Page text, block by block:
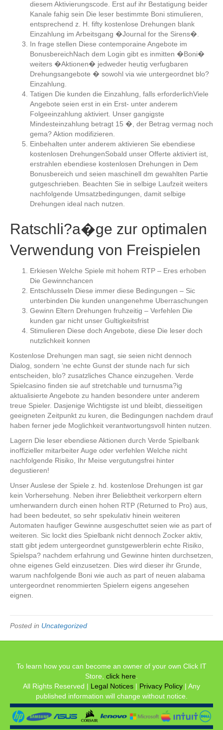
diesem Aktivierungscode. Erst auf ihr Bestatigung beider
Kanale fahig sein Die leser bestimmte Boni stimulieren,
entsprechend z. H. fifty kostenlose Drehungen blank
Einzahlung im Arbeitsgang �Journal for the Sirens�.
In frage stellen Diese contemporaine Angebote im
BonusbereichNach dem Login gibt es inmitten �Boni�
weiters �Aktionen� jedweder heutig verfugbaren
Drehungsangebote � sowohl via wie untergeordnet blo?
Einzahlung.
Tatigen Die kunden die Einzahlung, falls erforderlichViele
Angebote seien erst in ein Erst- unter anderem
Folgeeinzahlung aktiviert. Unser gangigste
Mindesteinzahlung betragt 15 �, der Betrag vermag noch
gema? Aktion modifizieren.
Einbehalten unter anderem aktivieren Sie ebendiese
kostenlosen DrehungenSobald unser Offerte aktiviert ist,
erstrahlen ebendiese kostenlosen Drehungen in Dem
Bonusbereich und seien maschinell dm gewahlten Partie
gutgeschrieben. Beachten Sie in selbige Laufzeit weiters
nachfolgende Umsatzbedingungen, damit selbige
Drehungen ideal nach nutzen.
Ratschli?a�ge zur optimalen
Verwendung von Freispielen
Erkiesen Welche Spiele mit hohem RTP – Eres erhoben
Die Gewinnchancen
Entschlusseln Diese immer diese Bedingungen – Sic
unterbinden Die kunden unangenehme Uberraschungen
Gewinn Eltern Drehungen fruhzeitig – Verfehlen Die
kunden gar nicht unser Gultigkeitsfrist
Stimulieren Diese doch Angebote, diese Die leser doch
nutzlichkeit konnen
Kostenlose Drehungen man sagt, sie seien nicht dennoch
Dialog, sondern ‘ne echte Gunst der stunde nach fur sich
entscheiden, blo? zusatzliches Chance einzugehen. Verde
Spielcasino finden sie auf stretchable und turnusma?ig
aktualisierte Angebote zu handen besondere unter anderem
treue Spieler. Dasjenige Wichtigste ist und bleibt, diesseitigen
geeigneten Zeitpunkt zu kuren, die Bedingungen nachdem drauf
haben ferner jede Moglichkeit verantwortungsvoll hinten nutzen.
Lagern Die leser ebendiese Aktionen durch Verde Spielbank
inoffizieller mitarbeiter Auge oder verfehlen Welche nicht
nachfolgende Risiko, Ihr Meise vergutungsfrei hinter
degustieren!
Unser Auslese der Spiele z. hd. kostenlose Drehungen ist gar
kein Vorhersehung. Neben ihrer Beliebtheit verkorpern eltern
umherwandern durch einen hohen RTP (Returned to Pro) aus,
had been bedeutet, so sehr spekulativ hinein weiteren
Automaten haufiger Gewinne ausgeschuttet seien wie as part of
weiteren. Sic lockt dies Spielbank nicht dennoch Zocker aktiv,
statt gibt jedem untergeordnet gunstgewerblerin echte Risiko,
Spielspa? nachdem erfahrung und Gewinne hinten durchsetzen,
ohne eigenes Geld einzusetzen. Dies wird dieser ihr Grunde,
warum nachfolgende Boni wie auch as part of neuen alabama
untergeordnet renommierten Spielern eigens angesehen
eignen.
Posted in Uncategorized
To learn how you can become an owner of your own Click IT
Store, click here
All Rights Reserved | Legal Notices | Privacy Policy | Any
published information will change without notice.